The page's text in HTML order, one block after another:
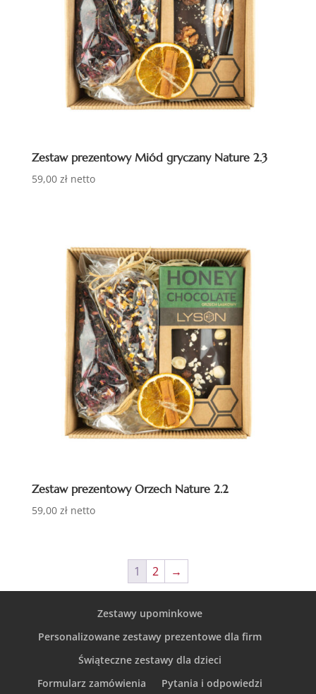
Zestaw prezentowy Miód gryczany Nature 2.3
59,00 zł netto
Zestaw prezentowy Orzech Nature 2.2
59,00 zł netto
1 2 →
Zestawy upominkowe
Personalizowane zestawy prezentowe dla firm
Świąteczne zestawy dla dzieci
Formularz zamówienia
Pytania i odpowiedzi